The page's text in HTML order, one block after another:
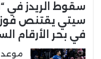
سقوط الريدز في
سيتي يقتنص فوزاً
في بحر الأرقام
موعد